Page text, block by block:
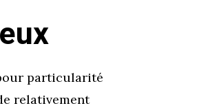
particularité
relativement